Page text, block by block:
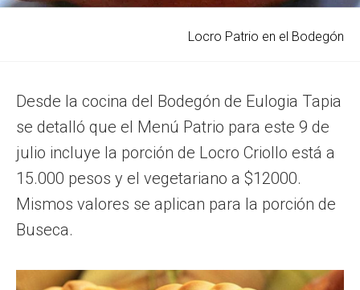
Locro Patrio en el Bodegón
Desde la cocina del Bodegón de Eulogia Tapia
se detalló que el Menú Patrio para este 9 de
julio incluye la porción de Locro Criollo está a
15.000 pesos y el vegetariano a $12000.
Mismos valores se aplican para la porción de
Buseca.